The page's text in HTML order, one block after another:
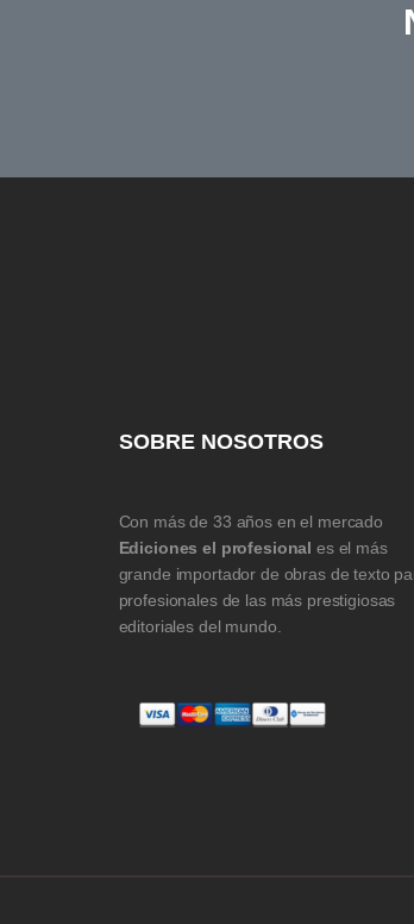
SOBRE NOSOTROS
Con más de 33 años en el mercado
Ediciones el profesional es el más
grande importador de obras de texto
profesionales de las más prestigiosas
editoriales del mundo.